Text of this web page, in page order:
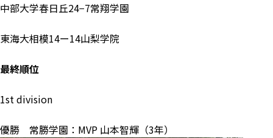
中部大学春日丘24−7常翔学園
東海大相模14ー14山梨学院
最終順位
1st division
優勝 常勝学園：MVP 山本智輝（3年）